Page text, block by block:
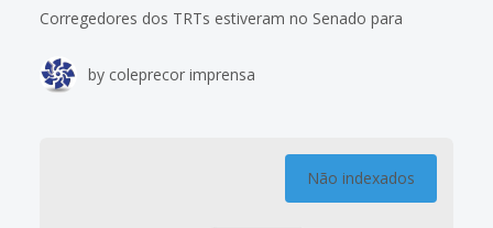
Corregedores dos TRTs estiveram no Senado para
constitucionais (PECs) que visam restabelecer o Adicional
by coleprecor imprensa
Não indexados